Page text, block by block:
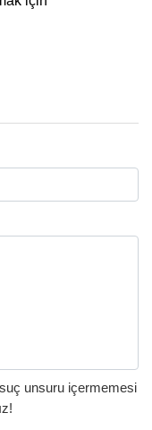
unsuru içermemesi